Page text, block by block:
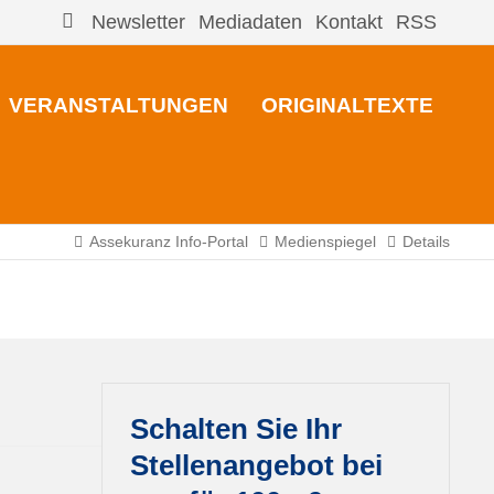
Newsletter Mediadaten Kontakt RSS
VERANSTALTUNGEN ORIGINALTEXTE
Assekuranz Info-Portal Medienspiegel Details
Schalten Sie Ihr
Stellenangebot bei